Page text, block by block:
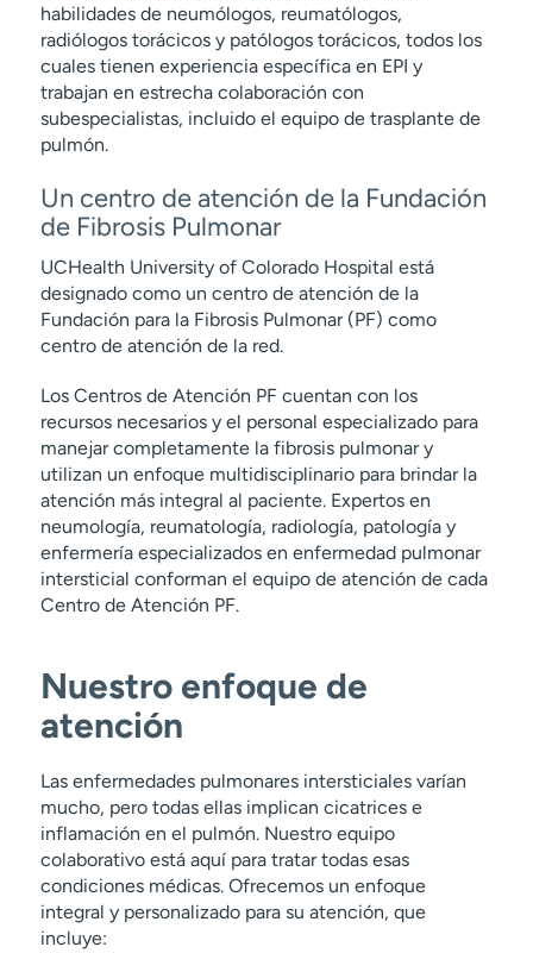
habilidades de neumólogos, reumatólogos,
radiólogos torácicos y patólogos torácicos, todos los
cuales tienen experiencia específica en EPI y
trabajan en estrecha colaboración con
subespecialistas, incluido el equipo de trasplante de
pulmón.
Un centro de atención de la Fundación
de Fibrosis Pulmonar
UCHealth University of Colorado Hospital está
designado como un centro de atención de la
Fundación para la Fibrosis Pulmonar (PF) como
centro de atención de la red.
Los Centros de Atención PF cuentan con los
recursos necesarios y el personal especializado para
manejar completamente la fibrosis pulmonar y
utilizan un enfoque multidisciplinario para brindar la
atención más integral al paciente. Expertos en
neumología, reumatología, radiología, patología y
enfermería especializados en enfermedad pulmonar
intersticial conforman el equipo de atención de cada
Centro de Atención PF.
Nuestro enfoque de
atención
Las enfermedades pulmonares intersticiales varían
mucho, pero todas ellas implican cicatrices e
inflamación en el pulmón. Nuestro equipo
colaborativo está aquí para tratar todas esas
condiciones médicas. Ofrecemos un enfoque
integral y personalizado para su atención, que
incluye: